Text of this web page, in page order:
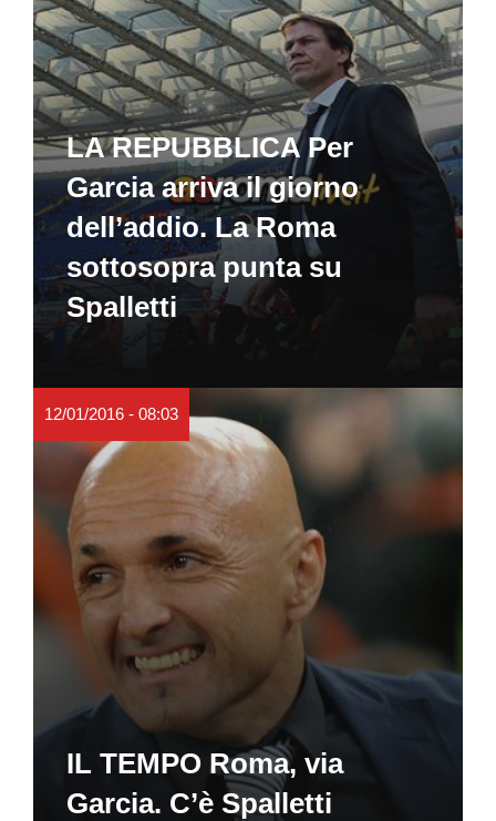
LA REPUBBLICA Per
Garcia arriva il giorno
dell’addio. La Roma
sottosopra punta su
Spalletti
12/01/2016 - 08:03
IL TEMPO Roma, via
Garcia. C’è Spalletti